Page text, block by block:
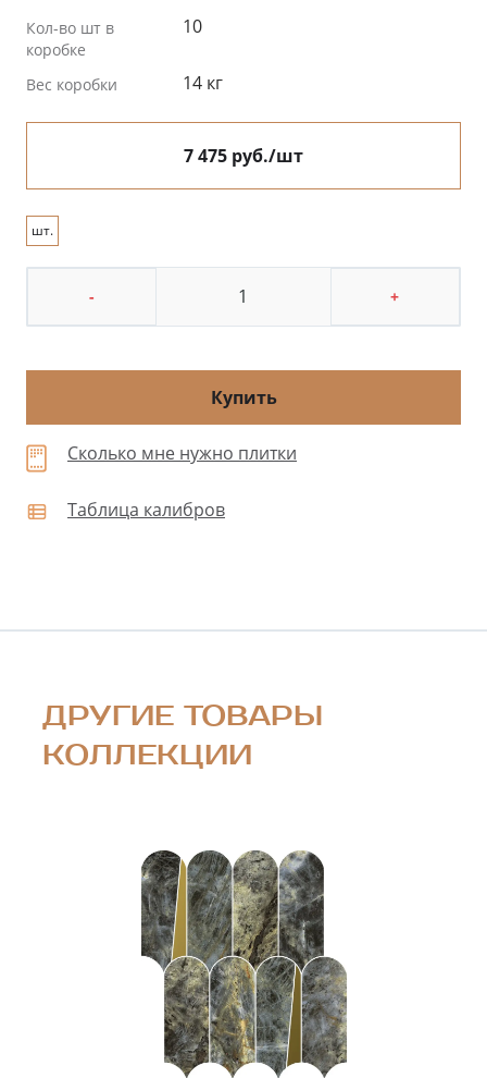
Кол-во шт в
коробке
10
Вес коробки 14 кг
7 475 руб./шт
шт.
- +
Купить
Сколько мне нужно плитки
Таблица калибров
ДРУГИЕ ТОВАРЫ
КОЛЛЕКЦИИ